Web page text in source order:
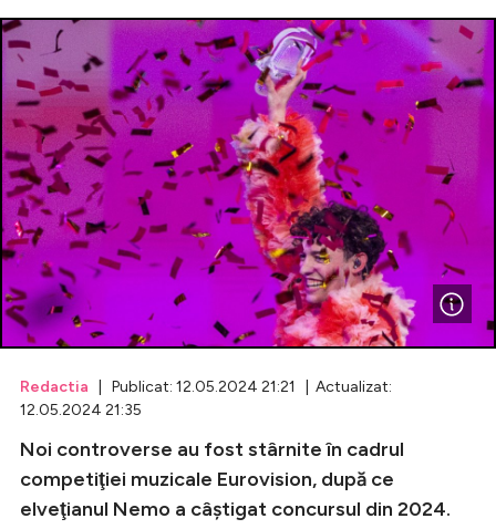
Breaking news
Evenimente
Emisiuni TV
Horoscop
Lifestyle
Celebrități
Redactia | Publicat: 12.05.2024 21:21 | Actualizat:
12.05.2024 21:35
Noi controverse au fost stârnite în cadrul
competiţiei muzicale Eurovision, după ce
elveţianul Nemo a câştigat concursul din 2024.